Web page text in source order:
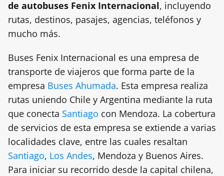
de autobuses Fenix Internacional, incluyendo
rutas, destinos, pasajes, agencias, teléfonos y
mucho más.
Buses Fenix Internacional es una empresa de
transporte de viajeros que forma parte de la
empresa Buses Ahumada. Esta empresa realiza
rutas uniendo Chile y Argentina mediante la ruta
que conecta Santiago con Mendoza. La cobertura
de servicios de esta empresa se extiende a varias
localidades clave, entre las cuales resaltan
Santiago, Los Andes, Mendoza y Buenos Aires.
Para iniciar su recorrido desde la capital chilena,